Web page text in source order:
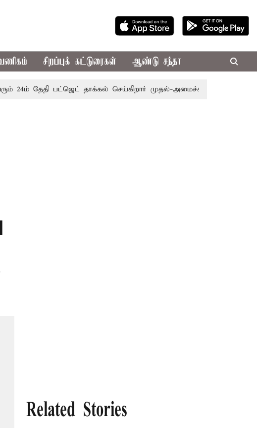
சிறப்புக் கட்டுரைகள் ஆண்டு சந்தா
24ம் தேதி பட்ஜெட் தாக்கல் செய்கிறார் முதல்-அமைச்சர் ரங்கசாமி
Related Stories